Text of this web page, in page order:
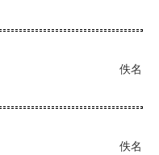
佚名
佚名